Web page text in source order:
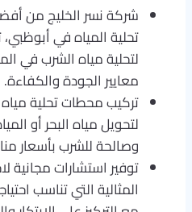
شركة نسر الخليج من
تحلية المياه في
لتحلية مياه الشرب في
معايير الجودة والكفاءة.
تركيب محطات تحلية مياه
لتحويل مياه البحر أو
وصالحة للشرب بأسعار
توفير استشارات مجانية
المثالية التي تناسب